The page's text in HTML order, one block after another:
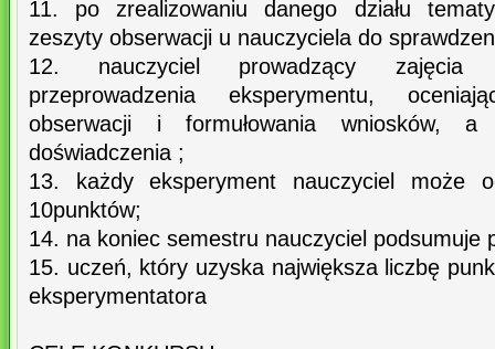
11. po zrealizowaniu danego działu
zeszyty obserwacji u nauczyciela do
12. nauczyciel prowadzący zajęcia
przeprowadzenia eksperymentu,
obserwacji i formułowania wniosków,
doświadczenia ;
13. każdy eksperyment nauczyciel
10punktów;
14. na koniec semestru nauczyciel podsumuje
15. uczeń, który uzyska największa liczbę
eksperymentatora